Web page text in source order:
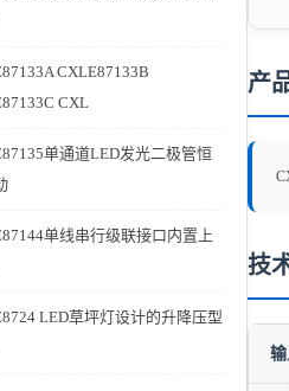
CXLE87133B
CXL
单通道LED发光二极管恒
单线串行级联接口内置上
LED草坪灯设计的升降压型
产
技